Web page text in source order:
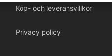
Köp- och leveransvillkor
Privacy policy